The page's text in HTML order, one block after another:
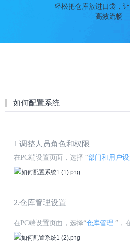
轻松把仓库放进口袋，
高效流畅
如何配置系统
1.调整人员角色和权限
在PC端设置页面，选择 “部门和用户
2.仓库管理设置
在PC端设置页面，选择“仓库管理 ”，